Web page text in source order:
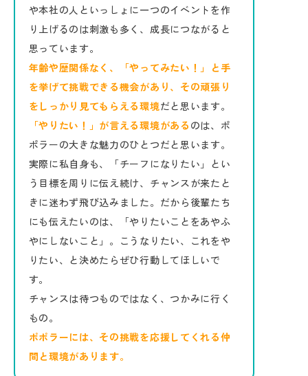
や本社の人といっしょに一つのイベントを作
り上げるのは刺激も多く、成長につながると
思っています。
年齢や歴関係なく、「やってみたい！」と手
を挙げて挑戦できる機会があり、その頑張り
をしっかり見てもらえる環境だと思います。
「やりたい！」が言える環境がある のは、ポ
ポラーの大きな魅力のひとつだと思います。
実際に私自身も、「チーフになりたい」とい
う目標を周りに伝え続け、チャンスが来たと
きに迷わず飛び込みました。だから後輩たち
にも伝えたいのは、「やりたいことをあやふ
やにしないこと」。こうなりたい、これをや
りたい、と決めたらぜひ行動してほしいで
す。
チャンスは待つものではなく、つかみに行く
もの。
ポポラーには、その挑戦を応援してくれる仲
間と環境があります。